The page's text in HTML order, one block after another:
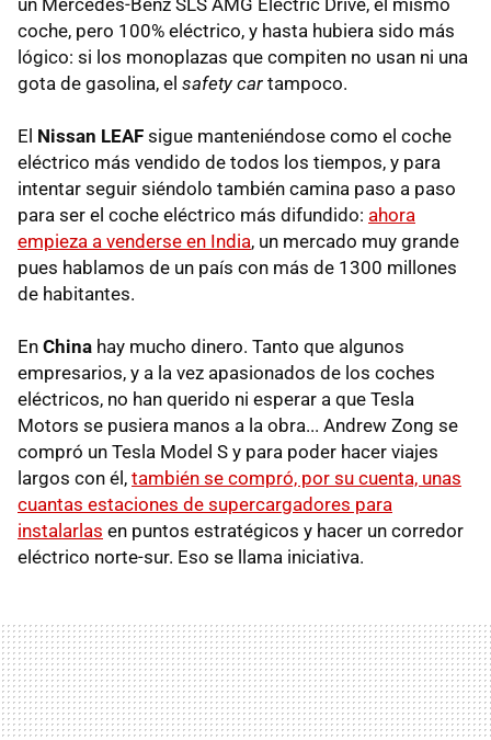
coche, pero 100% eléctrico, y hasta hubiera sido más
lógico: si los monoplazas que compiten no usan ni una
gota de gasolina, el safety car tampoco.
El Nissan LEAF sigue manteniéndose como el coche
eléctrico más vendido de todos los tiempos, y para
intentar seguir siéndolo también camina paso a paso
para ser el coche eléctrico más difundido: ahora
empieza a venderse en India, un mercado muy grande
pues hablamos de un país con más de 1300 millones
de habitantes.
En China hay mucho dinero. Tanto que algunos
empresarios, y a la vez apasionados de los coches
eléctricos, no han querido ni esperar a que Tesla
Motors se pusiera manos a la obra... Andrew Zong se
compró un Tesla Model S y para poder hacer viajes
largos con él, también se compró, por su cuenta, unas
cuantas estaciones de supercargadores para
instalarlas en puntos estratégicos y hacer un corredor
eléctrico norte-sur. Eso se llama iniciativa.